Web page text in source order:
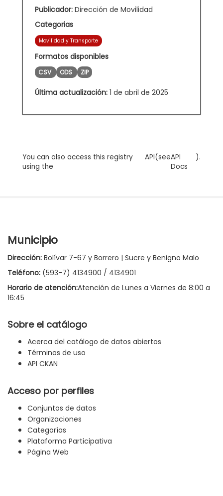
Publicador: Dirección de Movilidad
Categorias
Movilidad y Transporte
Formatos disponibles
CSV ODS ZIP
Última actualización: 1 de abril de 2025
You can also access this registry
using the
API(seeAPI
Docs
).
Municipio
Dirección: Bolívar 7-67 y Borrero | Sucre y Benigno Malo
Teléfono: (593-7) 4134900 / 4134901
Horario de atención:Atención de Lunes a Viernes de 8:00 a
16:45
Sobre el catálogo
Acerca del catálogo de datos abiertos
Términos de uso
API CKAN
Acceso por perfiles
Conjuntos de datos
Organizaciones
Categorías
Plataforma Participativa
Página Web